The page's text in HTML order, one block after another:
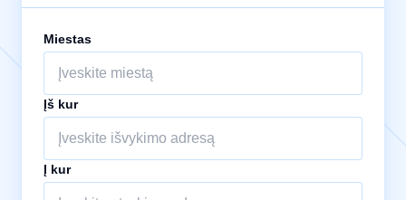
Miestas
Įš kur
Į kur